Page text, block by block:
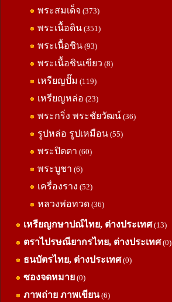
พระสมเด็จ (373)
พระเนื้อดิน (351)
พระเนื้อชิน (93)
พระเนื้อชินเขียว (8)
เหรียญปั๊ม (119)
เหรียญหล่อ (23)
พระกริ่ง พระชัยวัฒน์ (36)
รูปหล่อ รูปเหมือน (55)
พระปิดตา (60)
พระบูชา (6)
เครื่องราง (52)
หลวงพ่อทวด (36)
เหรียญกษาปณ์ไทย, ต่างประเทศ(13)
ตราไปรษณียากรไทย, ต่างประเทศ(0)
ธนบัตรไทย, ต่างประเทศ(0)
ซองจดหมาย (0)
ภาพถ่าย ภาพเขียน(6)